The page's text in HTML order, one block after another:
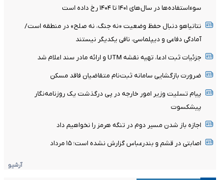
سوءاستفاده‌ها در سال‌های ۱۴۰۱ تا ۱۴۰۴ رخ داده است
نتانیاهو دنبال حفظ وضعیت «نه جنگ، نه صلح» در منطقه است/
آمادگی دفاعی و دیپلماسی، نافی یکدیگر نیستند
جزئیات ثبت ادعا، تهیه نقشه UTM و ارائه مادر سند اعلام شد
ضرورت بازگشایی سامانه ثبت‌نام متقاضیان فاقد مسکن
پیام تسلیت وزیر امور خارجه در پی درگذشت یک روزنامه‌نگار
پیشکسوت
اجازه باز شدن مسیر دوم در تنگه هرمز را نخواهیم داد
اصابتی در قشم و بندرعباس گزارش نشده است؛ ۱۵ مرداد
آرشیو